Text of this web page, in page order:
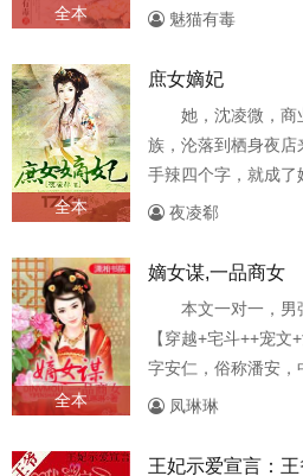
全本
男，统统闪一边去
魅猫有毒
全本
庶女嫡妃
她，沈凌微，商
族，沦落到栖身夜店
手辣四个字，就成了
一无是处的痴傻庶
夜凌郗
全本
嫡女谋,一品商女
本文一对一，男
【穿越+宅斗++宠文
字安仁，俗称潘安，
就显露文学天赋，
凤琳琳
王妃示爱宣言：